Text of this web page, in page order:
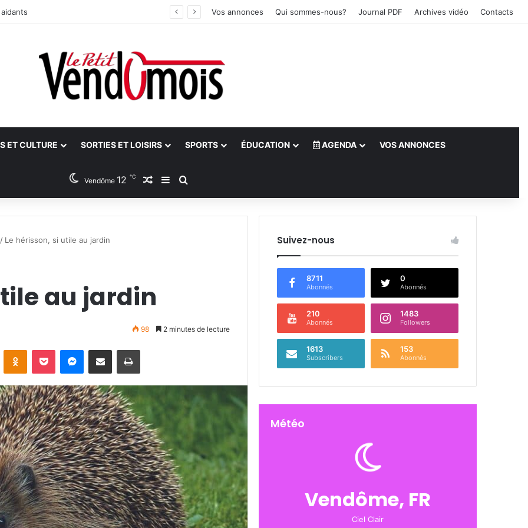
Vos annonces Qui sommes-nous? Journal PDF Archives vidéo Contacts
ET CULTURE SORTIES ET LOISIRS SPORTS ÉDUCATION AGENDA VOS ANNONCES
Vendôme 12 ℃ Article Aléatoire
Sidebar (barre latérale)
Rechercher
/ Le hérisson, si utile au jardin
au jardin
98 2 minutes de lecture
Suivez-nous
8711
Abonnés
0
Abonnés
210
Abonnés
1483
Followers
1613
Subscribers
153
Abonnés
Météo
Vendôme, FR
Ciel Clair